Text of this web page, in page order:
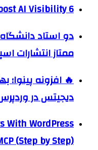
6 Digital PR Strategies to Boost AI Visibility
دو استاد
ممتاز انتشارات
🔥 افزونه پینوا؛
دیجیتس در
With WordPress
(Step by Step)